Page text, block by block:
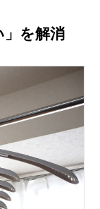
を解消